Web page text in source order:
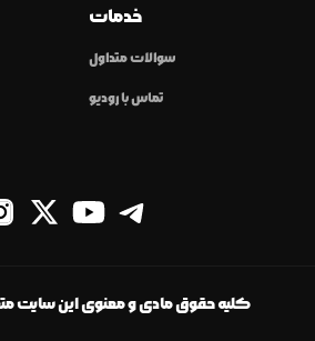
خدمات
سوالات متداول
تماس با رودیو
کلیه حقوق مادی و معنوی این سایت